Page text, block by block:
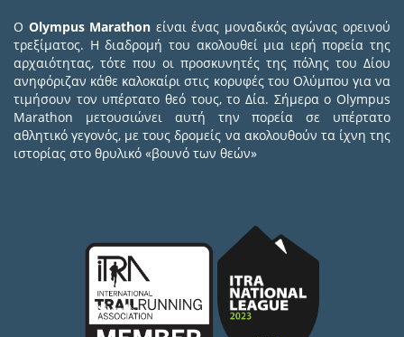
Ο Olympus Marathon είναι ένας μοναδικός αγώνας ορεινού
τρεξίματος. Η διαδρομή του ακολουθεί μια ιερή πορεία της
αρχαιότητας, τότε που οι προσκυνητές της πόλης του Δίου
ανηφόριζαν κάθε καλοκαίρι στις κορυφές του Ολύμπου για να
τιμήσουν τον υπέρτατο θεό τους, το Δία. Σήμερα ο Olympus
Marathon μετουσιώνει αυτή την πορεία σε υπέρτατο
αθλητικό γεγονός, με τους δρομείς να ακολουθούν τα ίχνη της
ιστορίας στο θρυλικό «βουνό των θεών»